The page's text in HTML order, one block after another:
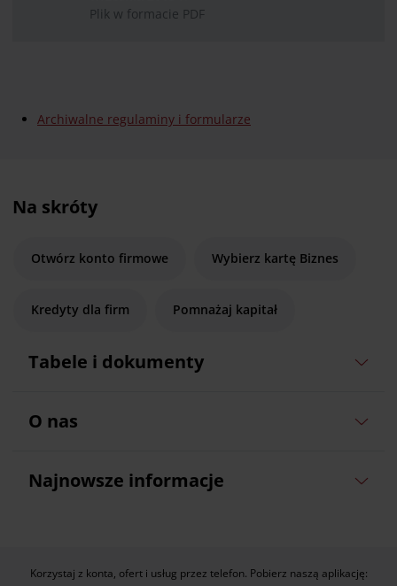
Plik w formacie PDF
Archiwalne regulaminy i formularze
Na skróty
Otwórz konto firmowe Wybierz kartę Biznes
Kredyty dla firm Pomnażaj kapitał
Tabele i dokumenty
O nas
Najnowsze informacje
Korzystaj z konta, ofert i usług przez telefon. Pobierz naszą aplikację: